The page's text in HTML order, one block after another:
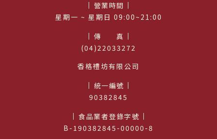
營業時間
星期⼀ ~ 星期日 09:00~21:00
傳真
(04)22033272
香格禮坊有限公司
統一編號
90382845
食品業者登錄字號
B-190382845-00000-8